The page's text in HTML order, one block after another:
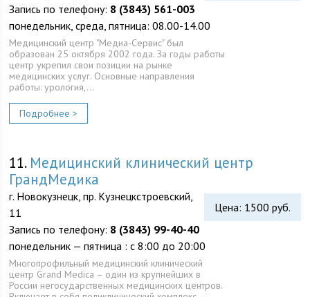
Запись по телефону: 8 (3843) 561-003
понедельник, среда, пятница: 08.00-14.00
Медицинский центр "Медиа-Сервис" был
образован 25 октября 2002 года. За годы работы
центр укрепил свои позиции на рынке
медицинских услуг. Основные направления
работы: урология,…
Подробнее >
11. Медицинский клинический центр
ГрандМедика
Цена: 1500 руб.
г. Новокузнецк, пр. Кузнецкстроевский,
11
Запись по телефону: 8 (3843) 99-40-40
понедельник — пятница : с 8:00 до 20:00
Многопрофильный медицинский клинический
центр Grand Medica – один из крупнейших в
России негосударственных медицинских центров.